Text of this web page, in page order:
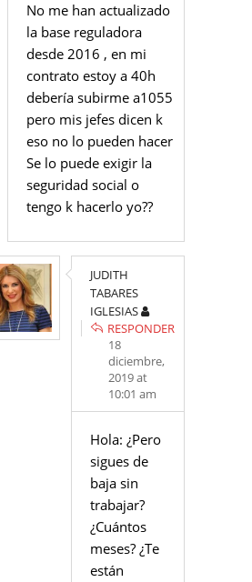
No me han actualizado
la base reguladora
desde 2016 , en mi
contrato estoy a 40h
debería subirme a1055
pero mis jefes dicen k
eso no lo pueden hacer
Se lo puede exigir la
seguridad social o
tengo k hacerlo yo??
JUDITH
TABARES
IGLESIAS
RESPONDER
18
diciembre,
2019 at
10:01 am
Hola: ¿Pero
sigues de
baja sin
trabajar?
¿Cuántos
meses? ¿Te
están